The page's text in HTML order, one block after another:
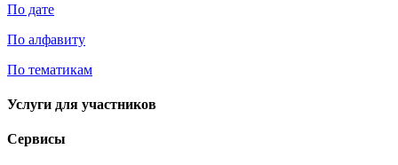
По дате
По алфавиту
По тематикам
Услуги для участников
Сервисы